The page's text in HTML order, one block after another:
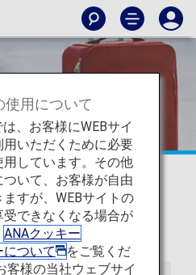
お忘れ物など
、お忘れ物など
使用について
、お客様にWEBサイ
用いただくために必要
しています。その他
いて、お客様が自由
すが、WEBサイトの
できなくなる場合が
ANAクッキー
について
をご覧くだ
客様の当社ウェブサイ